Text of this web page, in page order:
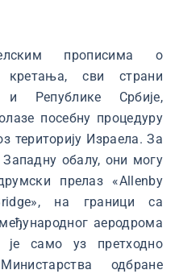
прописима о
кретања, сви страни
Републике Србије,
посебну процедуру
територију Израела. За
обалу, они могу
прелаз «Allenby
на граници са
аеродрома
је само уз претходно
одбране